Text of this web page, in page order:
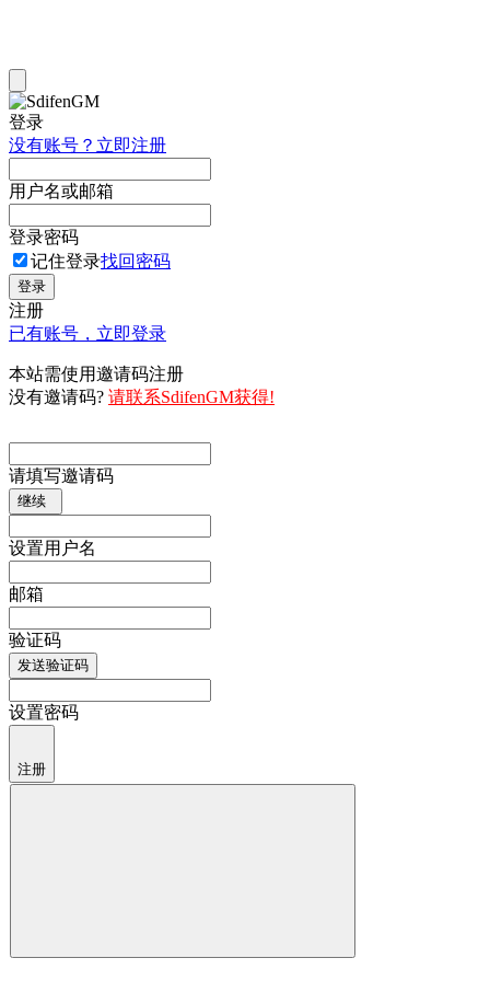
登录
没有账号？立即注册
用户名或邮箱
登录密码
记住登录找回密码
登录
注册
已有账号，立即登录
本站需使用邀请码注册
没有邀请码? 请联系SdifenGM获得!
请填写邀请码
继续
设置用户名
邮箱
验证码
发送验证码
设置密码
注册